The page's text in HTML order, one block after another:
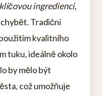
klíčovou ingredienci,
Tradiční
kvalitního
tuku, ideálně okolo
by mělo být
což umožňuje